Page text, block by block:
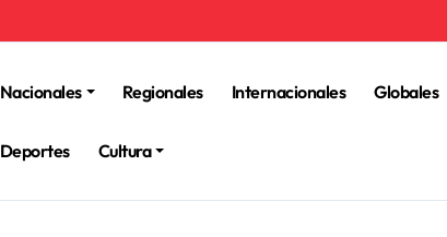
Nacionales
Regionales Internacionales Globales
Deportes Cultura